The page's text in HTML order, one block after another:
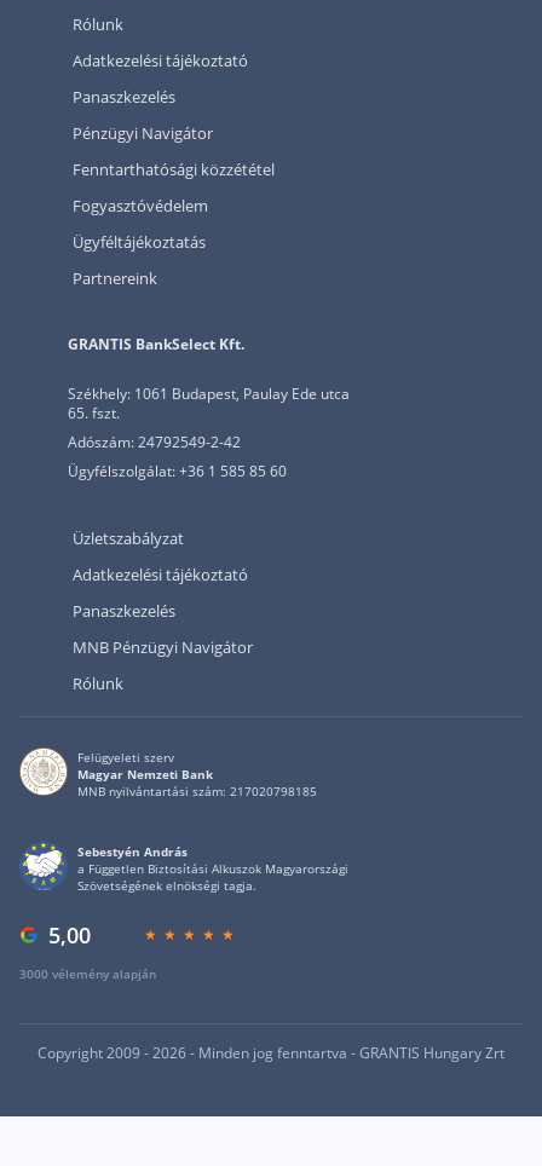
Rólunk
Adatkezelési tájékoztató
Panaszkezelés
Pénzügyi Navigátor
Fenntarthatósági közzététel
Fogyasztóvédelem
Ügyféltájékoztatás
Partnereink
GRANTIS BankSelect Kft.
Székhely: 1061 Budapest, Paulay Ede utca
65. fszt.
Adószám: 24792549-2-42
Ügyfélszolgálat: +36 1 585 85 60
Üzletszabályzat
Adatkezelési tájékoztató
Panaszkezelés
MNB Pénzügyi Navigátor
Rólunk
Felügyeleti szerv
Magyar Nemzeti Bank
MNB nyilvántartási szám: 217020798185
Sebestyén András
a Független Biztosítási Alkuszok Magyarországi
Szövetségének elnökségi tagja.
5,00
3000 vélemény alapján
Copyright 2009 - 2026 - Minden jog fenntartva - GRANTIS Hungary Zrt